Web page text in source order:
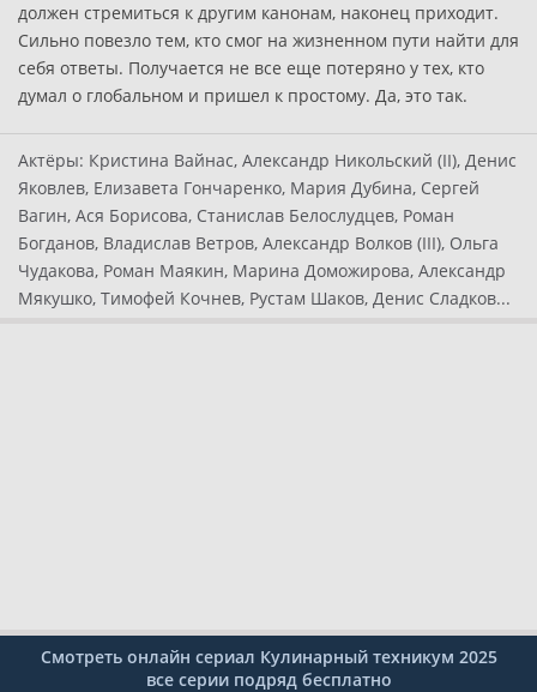
должен стремиться к другим канонам, наконец приходит.
Сильно повезло тем, кто смог на жизненном пути найти для
себя ответы. Получается не все еще потеряно у тех, кто
думал о глобальном и пришел к простому. Да, это так.
Актёры: Кристина Вайнас, Александр Никольский (II), Денис
Яковлев, Елизавета Гончаренко, Мария Дубина, Сергей
Вагин, Ася Борисова, Станислав Белослудцев, Роман
Богданов, Владислав Ветров, Александр Волков (III), Ольга
Чудакова, Роман Маякин, Марина Доможирова, Александр
Мякушко, Тимофей Кочнев, Рустам Шаков, Денис Сладков...
Смотреть онлайн сериал Кулинарный техникум 2025
все серии подряд бесплатно